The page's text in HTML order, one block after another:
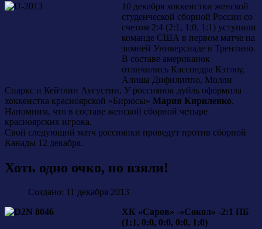
10 декабря хоккеистки женской
студенческой сборной России со
счетом 2:4 (2:1, 1:0, 1:1) уступили
команде США в первом матче на
зимней Универсиаде в Трентино.
В составе американок
отличились Кассондра Кэтлоу,
Алиша Дифилиппо, Молли
Спаркс и Кейтлин Аугустин. У россиянок дубль оформила
хоккеистка красноярской «Бирюсы» Мария Кириленко.
Напомним, что в составе женской сборной четыре
красноярских игрока.
Свой следующий матч россиянки проведут против сборной
Канады 12 декабря.
Хоть одно очко, но взяли!
Создано: 11 декабря 2013
ХК «Саров» -«Сокол» -2:1 ПБ
(1:1, 0:0, 0:0, 0:0, 1:0)